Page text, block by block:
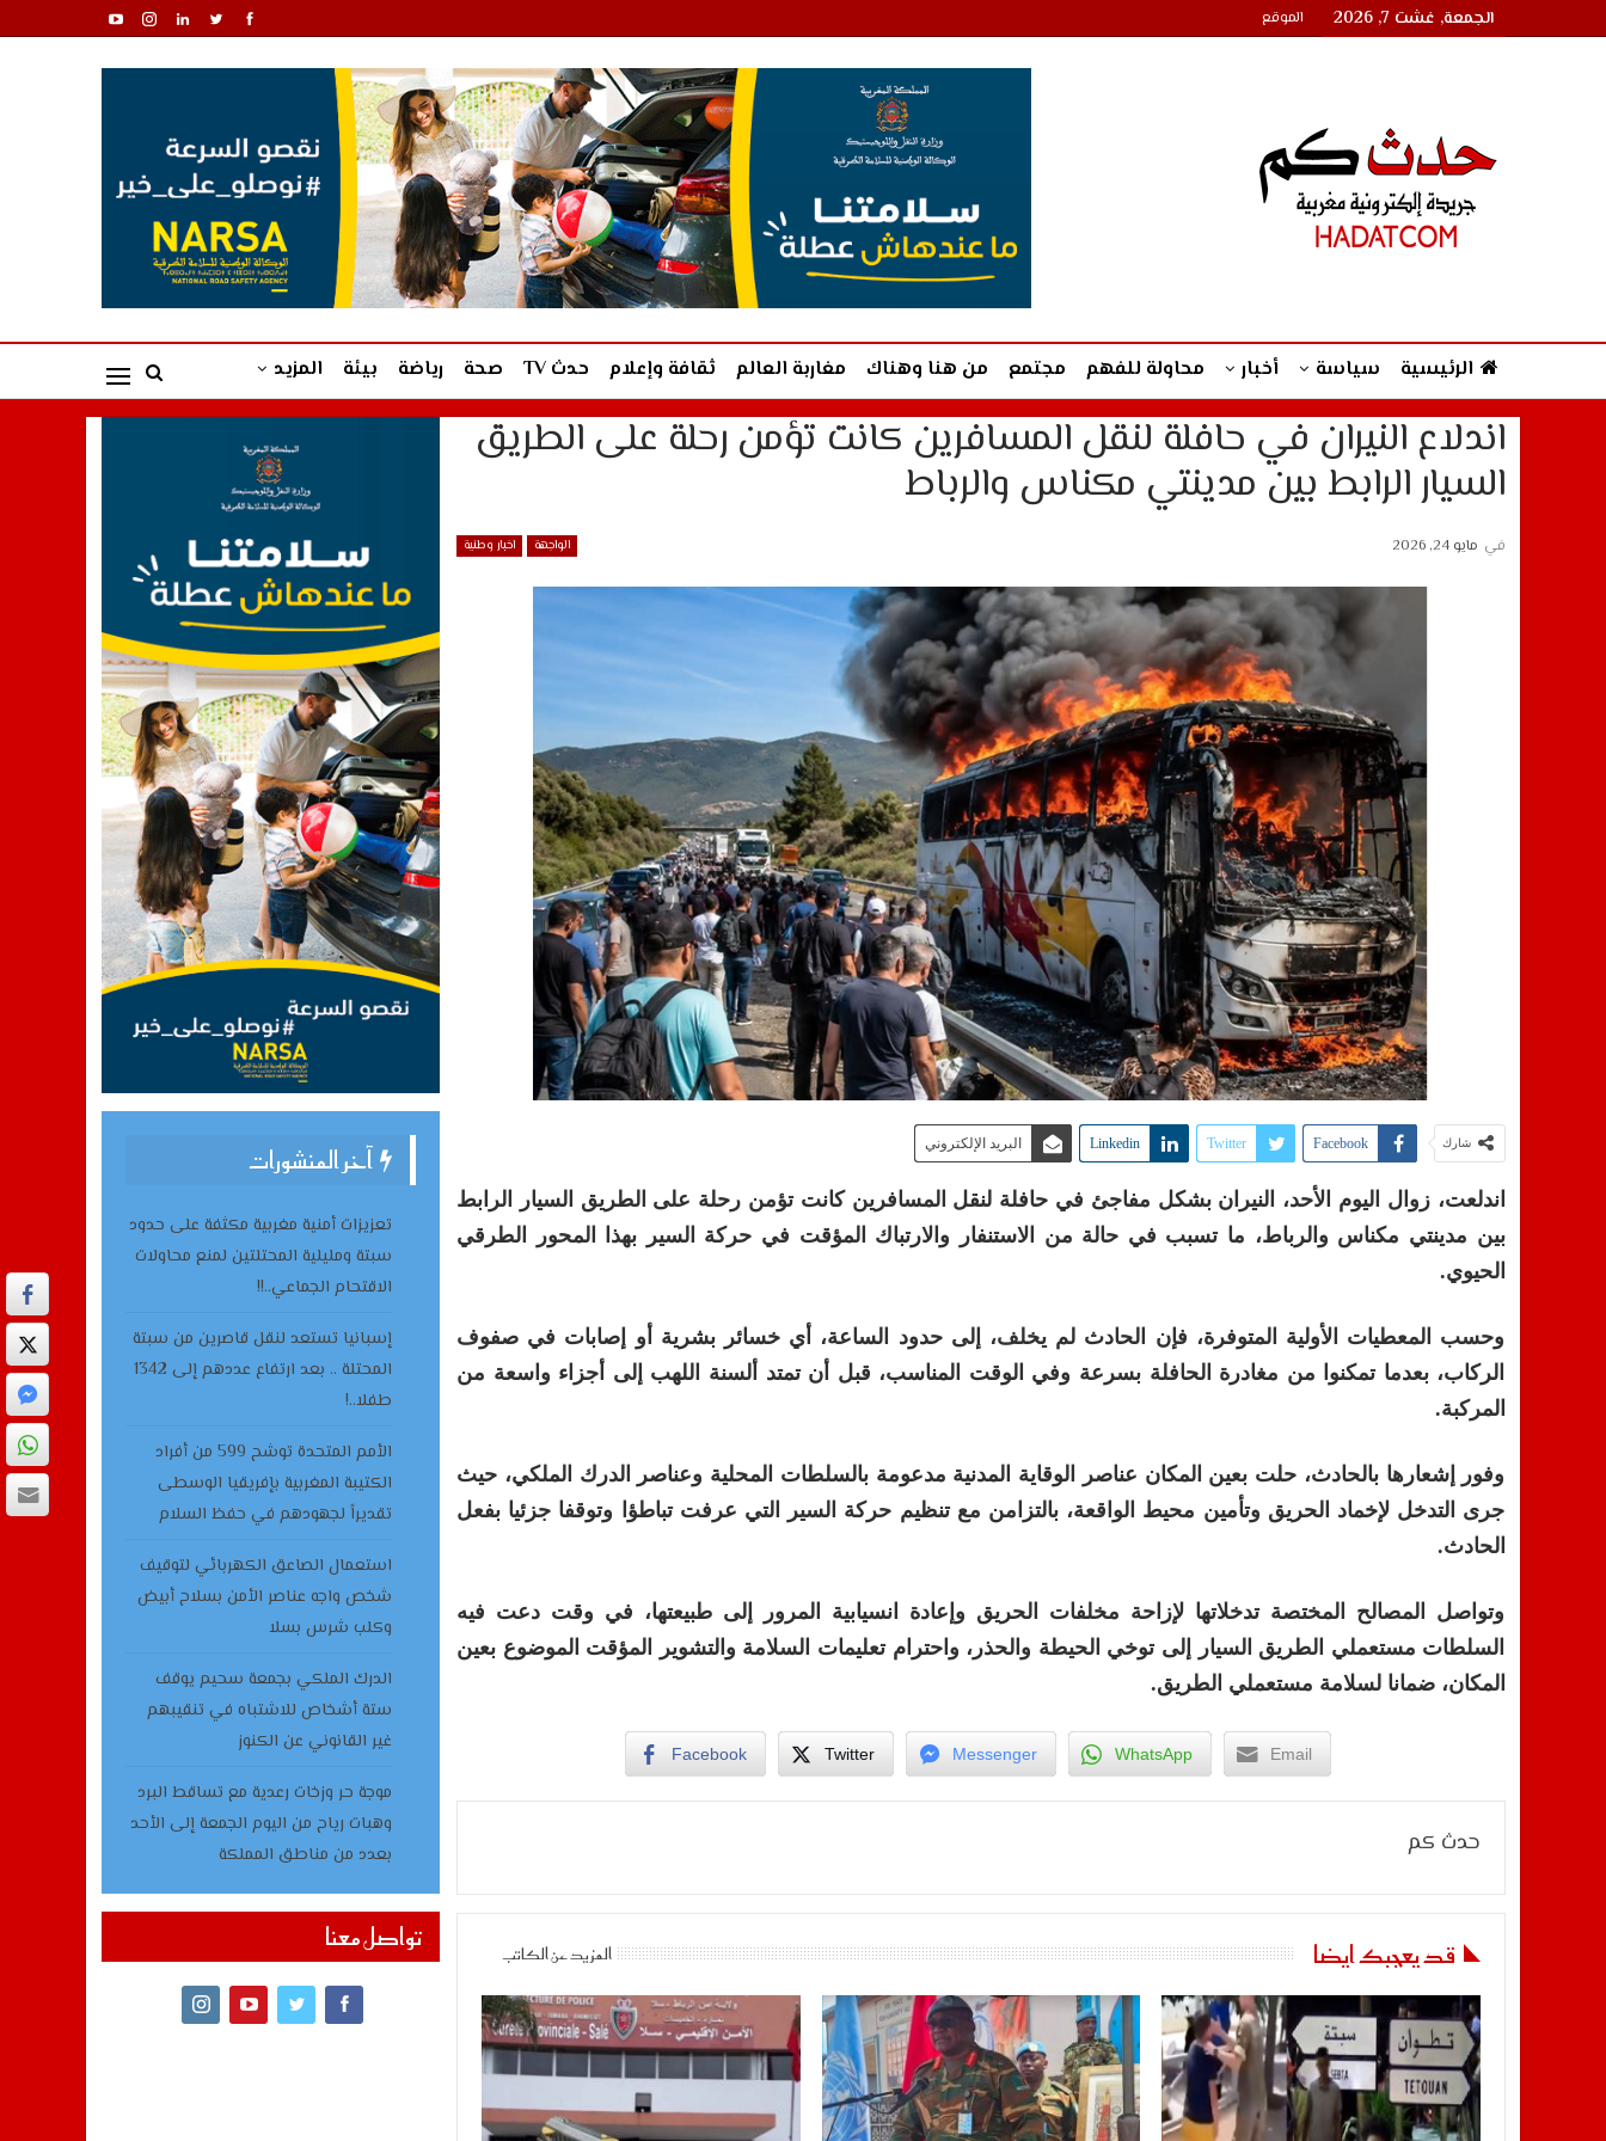
الجمعة, غشت 7, 2026 الموقع
الرئيسية سياسة أخبار محاولة للفهم مجتمع من هنا وهناك مغاربة العالم ثقافة وإعلام حدث TV صحة رياضة بيئة المزيد
اندلاع النيران في حافلة لنقل المسافرين كانت تؤمن رحلة على الطريق
السيار الرابط بين مدينتي مكناس والرباط
الواجهة اخبار وطنية في مايو 24, 2026
شارك Facebook
Twitter
Linkedin البريد الإلكتروني
اندلعت، زوال اليوم الأحد، النيران بشكل مفاجئ في حافلة لنقل المسافرين كانت تؤمن رحلة على الطريق السيار الرابط
بين مدينتي مكناس والرباط، ما تسبب في حالة من الاستنفار والارتباك المؤقت في حركة السير بهذا المحور الطرقي
الحيوي.
وحسب المعطيات الأولية المتوفرة، فإن الحادث لم يخلف، إلى حدود الساعة، أي خسائر بشرية أو إصابات في صفوف
الركاب، بعدما تمكنوا من مغادرة الحافلة بسرعة وفي الوقت المناسب، قبل أن تمتد ألسنة اللهب إلى أجزاء واسعة من
المركبة.
وفور إشعارها بالحادث، حلت بعين المكان عناصر الوقاية المدنية مدعومة بالسلطات المحلية وعناصر الدرك الملكي، حيث
جرى التدخل لإخماد الحريق وتأمين محيط الواقعة، بالتزامن مع تنظيم حركة السير التي عرفت تباطؤا وتوقفا جزئيا بفعل
الحادث.
وتواصل المصالح المختصة تدخلاتها لإزاحة مخلفات الحريق وإعادة انسيابية المرور إلى طبيعتها، في وقت دعت فيه
السلطات مستعملي الطريق السيار إلى توخي الحيطة والحذر، واحترام تعليمات السلامة والتشوير المؤقت الموضوع بعين
المكان، ضمانا لسلامة مستعملي الطريق.
Facebook Twitter Messenger WhatsApp Email
حدث كم
قد يعجبك ايضا المزيد عن الكاتب
آخر المنشورات
تعزيزات أمنية مغربية مكثفة على حدود
سبتة ومليلية المحتلتين لمنع محاولات
الاقتحام الجماعي..!!
إسبانيا تستعد لنقل قاصرين من سبتة
المحتلة .. بعد ارتفاع عددهم إلى 1342
طفلا..!
الأمم المتحدة توشح 599 من أفراد
الكتيبة المغربية بإفريقيا الوسطى
تقديراً لجهودهم في حفظ السلام
استعمال الصاعق الكهربائي لتوقيف
شخص واجه عناصر الأمن بسلاح أبيض
وكلب شرس بسلا
الدرك الملكي بجمعة سحيم يوقف
ستة أشخاص للاشتباه في تنقيبهم
غير القانوني عن الكنوز
موجة حر وزخات رعدية مع تساقط البرد
وهبات رياح من اليوم الجمعة إلى الأحد
بعدد من مناطق المملكة
تواصل معنا